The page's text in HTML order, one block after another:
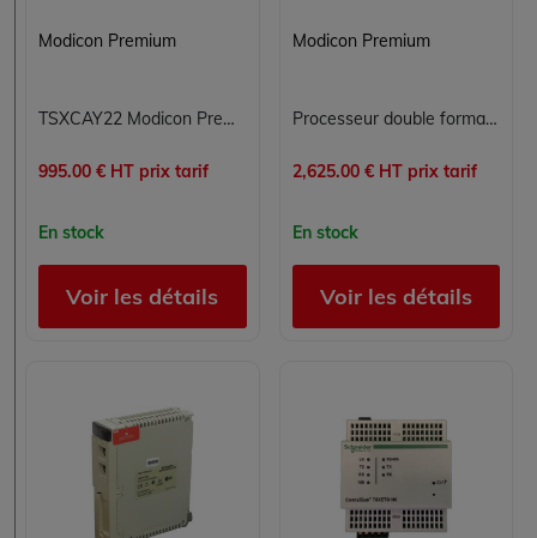
Modicon Premium
TSXCAY22 Modicon Premium Schneider Electric
995.00 € HT prix tarif
En stock
Voir les détails
Modicon Premium
Processeur double format TSXP57453AM Schneider Modicon Premium automate PL7 Junior/Pro avec Fipio intégré 2040 E/S TOR
2,625.00 € HT prix tarif
En stock
Voir les détails